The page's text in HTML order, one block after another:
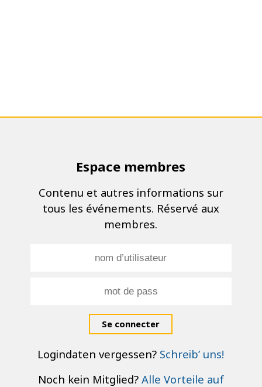
Espace membres
Contenu et autres informations sur
tous les événements. Réservé aux
membres.
Se connecter
Logindaten vergessen? Schreib’ uns!
Noch kein Mitglied? Alle Vorteile auf